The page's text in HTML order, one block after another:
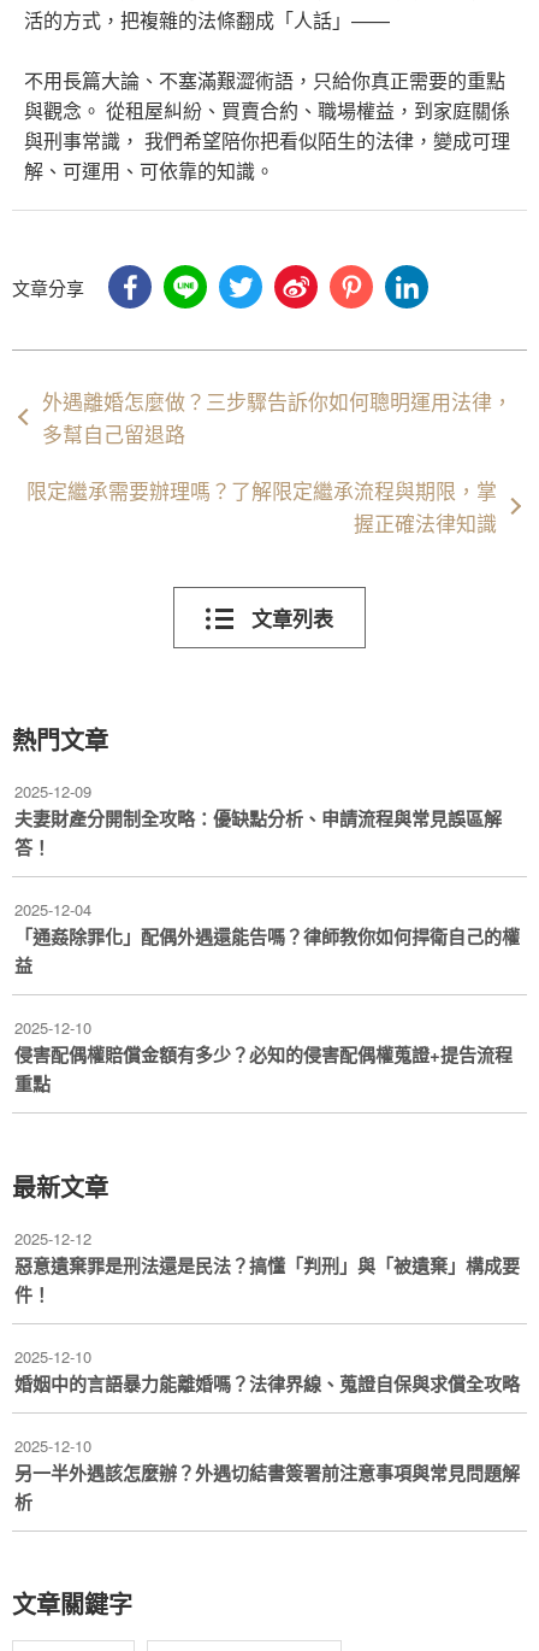
活的方式，把複雜的法條翻成「人話」——
不用長篇大論、不塞滿艱澀術語，只給你真正需要的重點
與觀念。 從租屋糾紛、買賣合約、職場權益，到家庭關係
與刑事常識， 我們希望陪你把看似陌生的法律，變成可理
解、可運用、可依靠的知識。
文章分享
外遇離婚怎麼做？三步驟告訴你如何聰明運用法律，
多幫自己留退路
限定繼承需要辦理嗎？了解限定繼承流程與期限，掌
握正確法律知識
文章列表
熱門文章
2025-12-09
夫妻財產分開制全攻略：優缺點分析、申請流程與常見誤區解
答！
2025-12-04
「通姦除罪化」配偶外遇還能告嗎？律師教你如何捍衛自己的權
益
2025-12-10
侵害配偶權賠償金額有多少？必知的侵害配偶權蒐證+提告流程
重點
最新文章
2025-12-12
惡意遺棄罪是刑法還是民法？搞懂「判刑」與「被遺棄」構成要
件！
2025-12-10
婚姻中的言語暴力能離婚嗎？法律界線、蒐證自保與求償全攻略
2025-12-10
另一半外遇該怎麼辦？外遇切結書簽署前注意事項與常見問題解
析
文章關鍵字